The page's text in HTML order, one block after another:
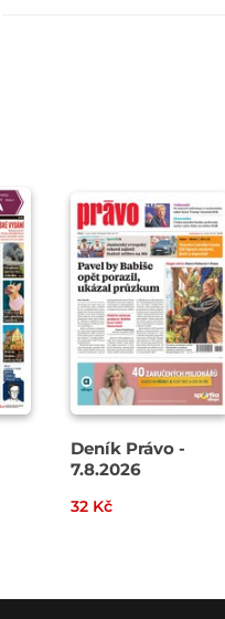
Deník Právo -
7.8.2026
32 Kč